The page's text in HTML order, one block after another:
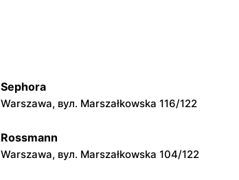
Dino
Dino
Sephora
Warszawa, вул. Marszałkowska 116/122
Rossmann
Warszawa, вул. Marszałkowska 104/122